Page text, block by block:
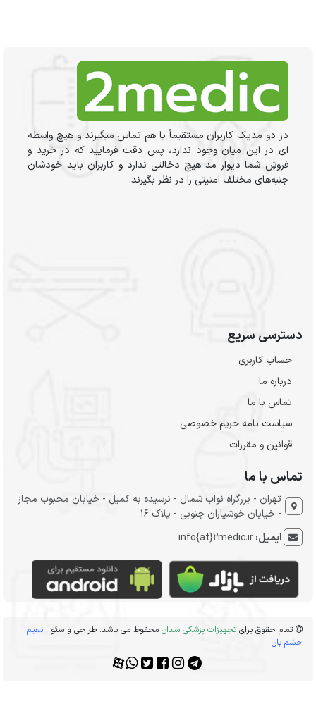
در دو مدیک کاربران مستقیماً با هم تماس میگیرند و هیچ واسطه
ای در این میان وجود ندارد، پس دقت فرمایید که در خرید و
فروشِ شما دیوار مد هیچ دخالتی ندارد و کاربران باید خودشان
جنبه‌های مختلف امنیتی را در نظر بگیرند.
دسترسی سریع
حساب کاربری
درباره ما
تماس با ما
سیاست نامه حریم خصوصی
قوانین و مقررات
تماس با ما
تهران - بزرگراه نواب شمال - نرسیده به کمیل - خیابان محبوب مجاز
- خیابان خوشیاران جنوبی - پلاک 16
ایمیل:info{at}2medic.ir
تمام حقوق برایتجهیزات پزشکی سدان محفوظ می باشد. طراحی و سئو :نعیم
حشم بان